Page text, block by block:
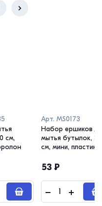
см,
Арт. MS0173
Набор ершиков
мытья бутылок, 30
см, мини, пластик,
53 ₽